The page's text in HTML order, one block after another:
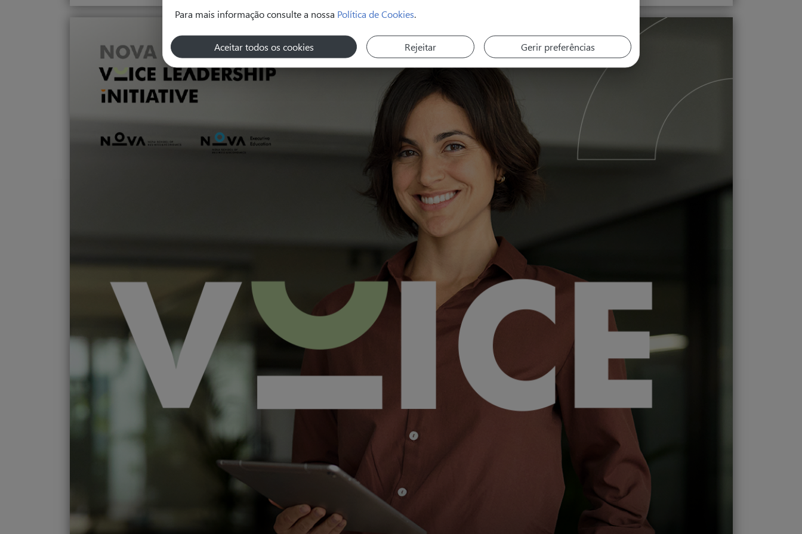
Para mais informação consulte a nossa Política de Cookies.
Aceitar todos os cookies Rejeitar Gerir preferências